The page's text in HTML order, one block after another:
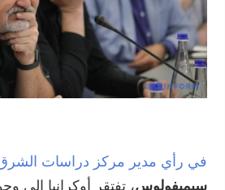
في رأي مدير مركز دراسات الشرق
سيميفولوس، تفتقر أوكرانيا إلى